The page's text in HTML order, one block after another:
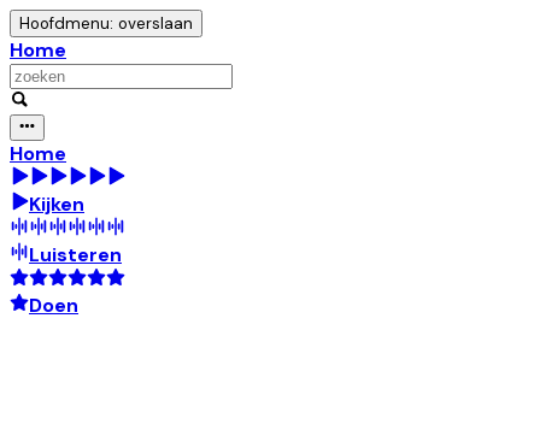
Hoofdmenu: overslaan
Home
Home
Kijken
Luisteren
Doen